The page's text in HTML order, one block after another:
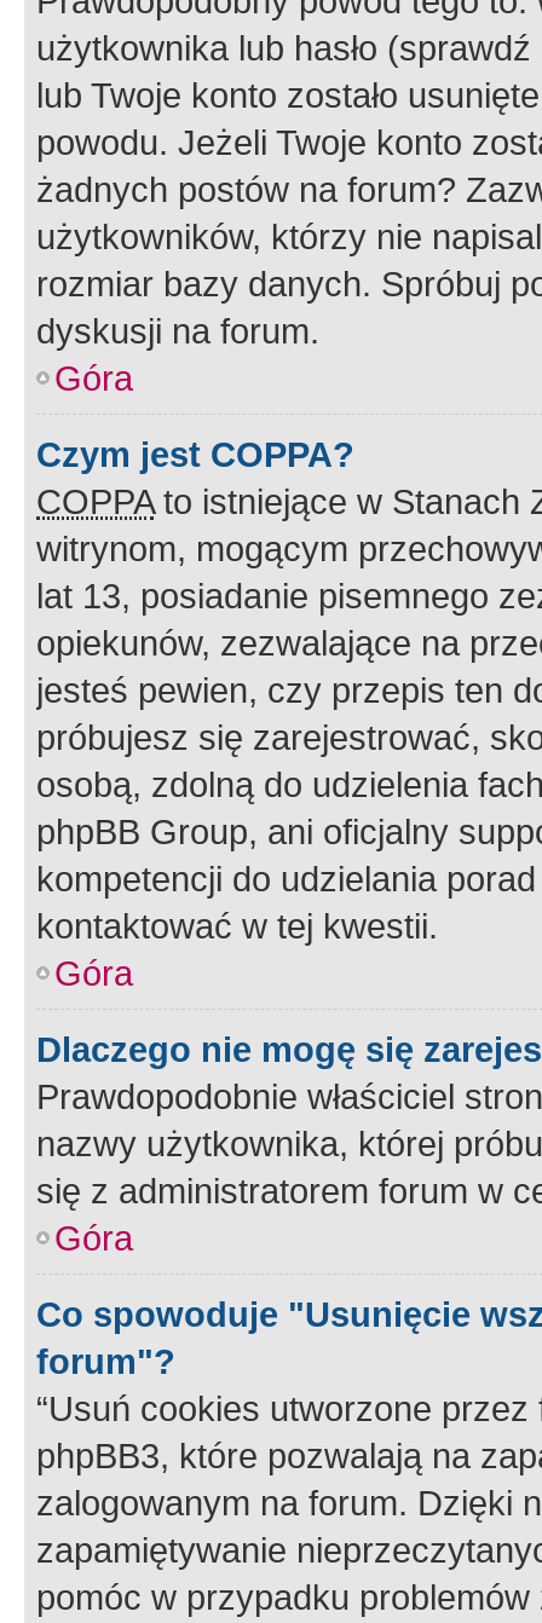
użytkownika lub hasło
lub Twoje konto zostało
powodu. Jeżeli Twoje konto
żadnych postów na forum?
użytkowników, którzy nie
rozmiar bazy danych. Spróbuj
dyskusji na forum.
Góra
Czym jest COPPA?
COPPAto istniejące w Stanach
witrynom, mogącym
lat 13, posiadanie pisemnego
opiekunów, zezwalające na
jesteś pewien, czy przepis ten
próbujesz się zarejestrować,
osobą, zdolną do udzielenia
phpBB Group, ani oficjalny
kompetencji do udzielania
kontaktować w tej kwestii.
Góra
Dlaczego nie mogę się
Prawdopodobnie właściciel
nazwy użytkownika, której
się z administratorem forum w
Góra
Co spowoduje "Usunięcie
forum"?
“Usuń cookies utworzone
phpBB3, które pozwalają na
zalogowanym na forum. Dzięki
zapamiętywanie
pomóc w przypadku